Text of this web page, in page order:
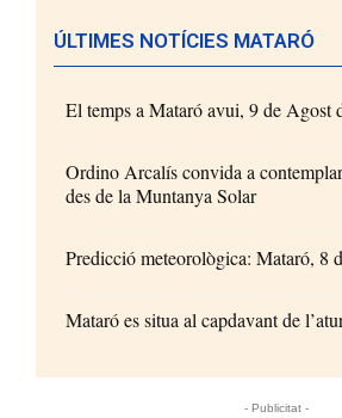
ÚLTIMES NOTÍCIES MATARÓ
El temps a Mataró avui, 9 de Agost
Ordino Arcalís convida a
des de la Muntanya Solar
Predicció meteorològica: Mataró, 8
Mataró es situa al capdavant de
- Publicitat -